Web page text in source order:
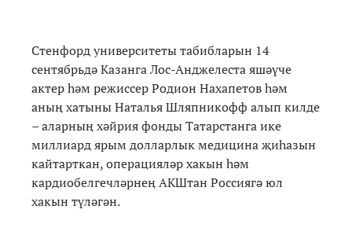
Стенфорд университеты табибларын 14
сентябрьдә Казанга Лос-Анджелеста яшәүче
актер һәм режиссер Родион Нахапетов һәм
аның хатыны Наталья Шляпникофф алып килде
– аларның хәйрия фонды Татарстанга ике
миллиард ярым долларлык медицина җиһазын
кайтарткан, операцияләр хакын һәм
кардиобелгечләрнең АКШтан Россиягә юл
хакын түләгән.